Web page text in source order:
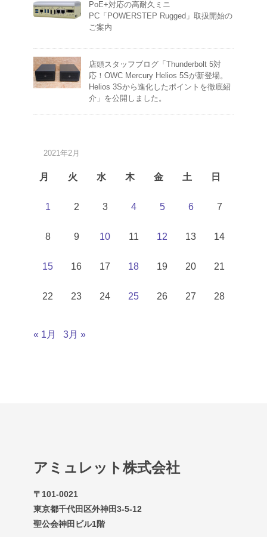
PoE+対応の高耐久ミニ
PC「POWERSTEP Rugged」取扱開始の
ご案内
店頭スタッフブログ「Thunderbolt 5対
応！OWC Mercury Helios 5Sが新登場。
Helios 3Sから進化したポイントを徹底紹
介」を公開しました。
2021年2月
月 火 水 木 金 土 日
1 2 3 4 5 6 7
8 9 10 11 12 13 14
15 16 17 18 19 20 21
22 23 24 25 26 27 28
« 1月 3月 »
アミュレット株式会社
〒101-0021
東京都千代田区外神田3-5-12
聖公会神田ビル1階